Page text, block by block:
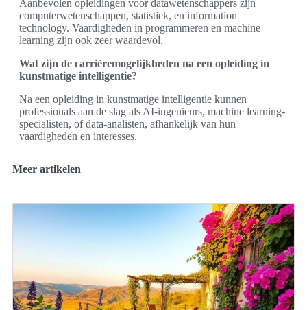
Aanbevolen opleidingen voor datawetenschappers zijn
computerwetenschappen, statistiek, en information
technology. Vaardigheden in programmeren en machine
learning zijn ook zeer waardevol.
Wat zijn de carrièremogelijkheden na een opleiding in
kunstmatige intelligentie?
Na een opleiding in kunstmatige intelligentie kunnen
professionals aan de slag als AI-ingenieurs, machine learning-
specialisten, of data-analisten, afhankelijk van hun
vaardigheden en interesses.
Meer artikelen